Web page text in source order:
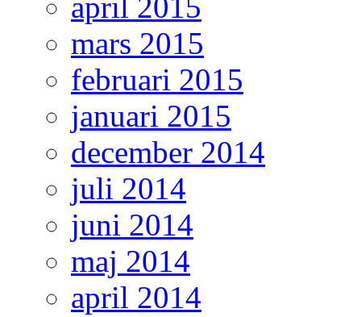
mars 2015
februari 2015
januari 2015
december 2014
juli 2014
juni 2014
maj 2014
april 2014